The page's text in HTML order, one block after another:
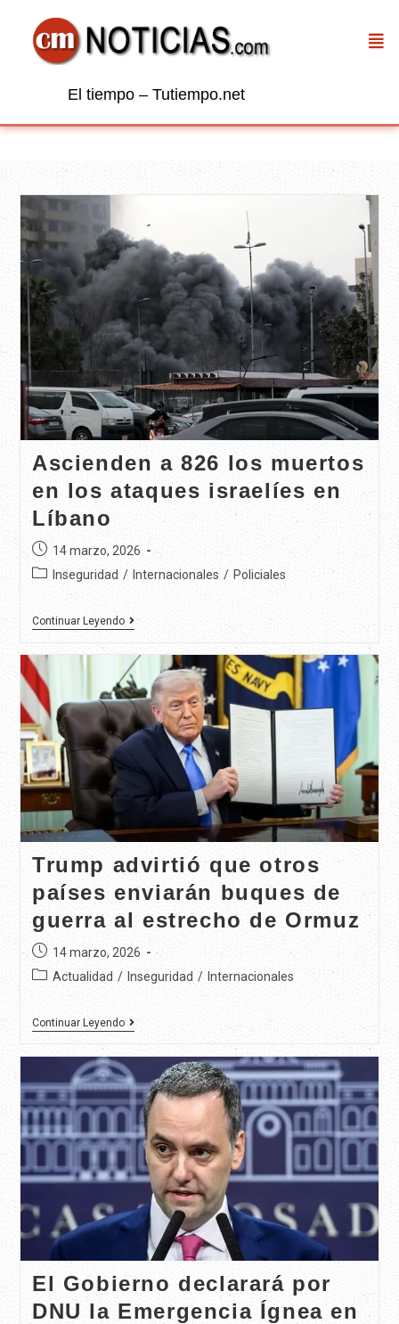
El tiempo – Tutiempo.net
Ascienden a 826 los muertos
en los ataques israelíes en
Líbano
14 marzo, 2026
Inseguridad / Internacionales / Policiales
Continuar Leyendo
Trump advirtió que otros
países enviarán buques de
guerra al estrecho de Ormuz
14 marzo, 2026
Actualidad / Inseguridad / Internacionales
Continuar Leyendo
El Gobierno declarará por
DNU la Emergencia Ígnea en